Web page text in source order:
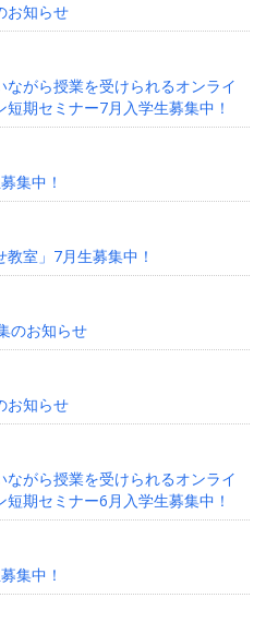
お知らせ
がら授業を受けられるオンライ
期セミナー7月入学生募集中！
集中！
室」7月生募集中！
のお知らせ
お知らせ
がら授業を受けられるオンライ
期セミナー6月入学生募集中！
集中！